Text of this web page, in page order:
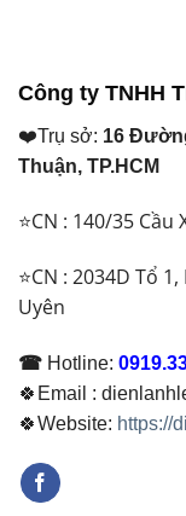
Công ty TNHH
❤️Trụ sở: 16
Thuận, TP.HCM
⭐CN : 140/35 Cầu
⭐CN : 2034D Tổ
Uyên
☎ Hotline:
🍀Email :
🍀Website: https://